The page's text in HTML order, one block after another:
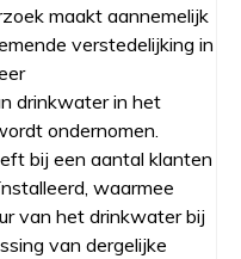
maakt aannemelijk
verstedelijking in
drinkwater in het
ondernomen.
bij een aantal klanten
waarmee
van het drinkwater bij
van dergelijke